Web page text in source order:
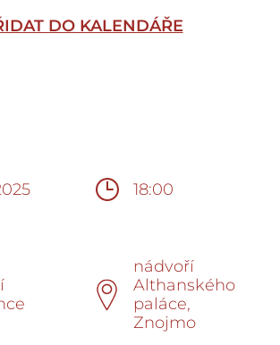
DO KALENDÁŘE
18:00
nádvoří
Althanského
paláce,
Znojmo